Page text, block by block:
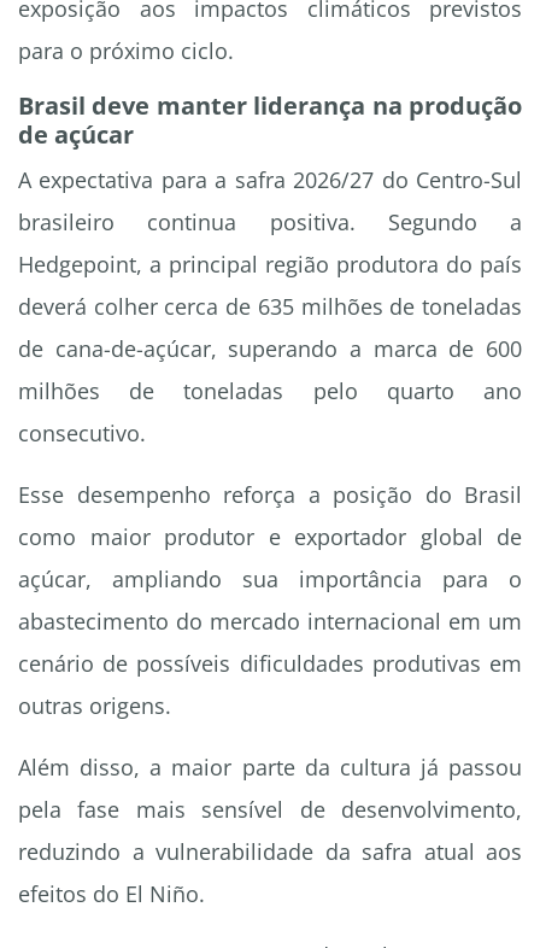
exposição aos impactos climáticos previstos
para o próximo ciclo.
Brasil deve manter liderança na produção
de açúcar
A expectativa para a safra 2026/27 do Centro-Sul
brasileiro continua positiva. Segundo a
Hedgepoint, a principal região produtora do país
deverá colher cerca de 635 milhões de toneladas
de cana-de-açúcar, superando a marca de 600
milhões de toneladas pelo quarto ano
consecutivo.
Esse desempenho reforça a posição do Brasil
como maior produtor e exportador global de
açúcar, ampliando sua importância para o
abastecimento do mercado internacional em um
cenário de possíveis dificuldades produtivas em
outras origens.
Além disso, a maior parte da cultura já passou
pela fase mais sensível de desenvolvimento,
reduzindo a vulnerabilidade da safra atual aos
efeitos do El Niño.